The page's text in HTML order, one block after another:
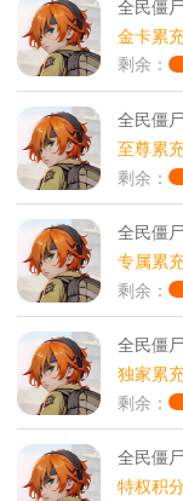
全民僵
金卡累
剩余：
全民僵
至尊累
剩余：
全民僵
专属累
剩余：
全民僵
独家累
剩余：
全民僵
特权积